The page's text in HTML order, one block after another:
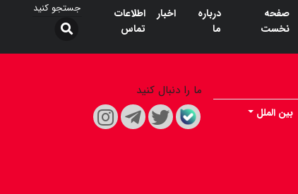
صفحه
نخست
درباره
ما
اخبار
اطلاعات
تماس
بین الملل
ما را دنبال کنید